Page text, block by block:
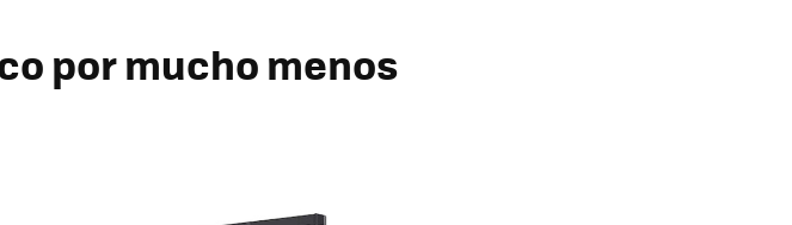
por mucho menos